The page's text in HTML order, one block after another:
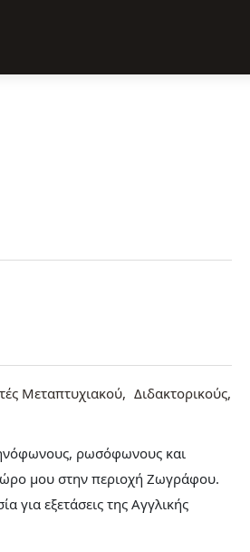
Μεταπτυχιακού
Διδακτορικούς
ρωσόφωνους και
μου στην περιοχή Ζωγράφου.
για εξετάσεις της Αγγλικής